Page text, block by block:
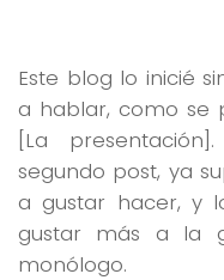
Este blog lo inicié
a hablar, como se
[La
segundo post, ya
a gustar hacer, y
gustar más a la
monólogo.